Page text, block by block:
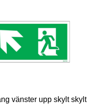
vänster upp skylt skylt